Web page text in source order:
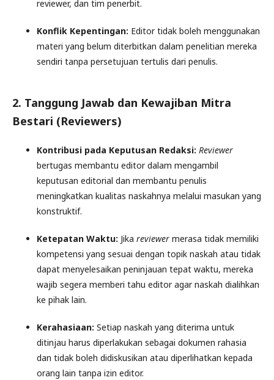
reviewer, dan tim penerbit.
Konflik Kepentingan: Editor tidak boleh menggunakan
materi yang belum diterbitkan dalam penelitian mereka
sendiri tanpa persetujuan tertulis dari penulis.
2. Tanggung Jawab dan Kewajiban Mitra
Bestari (Reviewers)
Kontribusi pada Keputusan Redaksi: Reviewer
bertugas membantu editor dalam mengambil
keputusan editorial dan membantu penulis
meningkatkan kualitas naskahnya melalui masukan yang
konstruktif.
Ketepatan Waktu: Jika reviewer merasa tidak memiliki
kompetensi yang sesuai dengan topik naskah atau tidak
dapat menyelesaikan peninjauan tepat waktu, mereka
wajib segera memberi tahu editor agar naskah dialihkan
ke pihak lain.
Kerahasiaan: Setiap naskah yang diterima untuk
ditinjau harus diperlakukan sebagai dokumen rahasia
dan tidak boleh didiskusikan atau diperlihatkan kepada
orang lain tanpa izin editor.